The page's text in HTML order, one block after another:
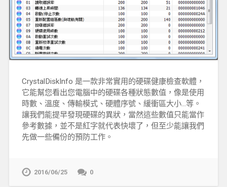
CrystalDiskInfo 是一款非常實用的硬碟健康檢查軟體，
它能幫您看出您電腦中的硬碟各種狀態數值，像是使用
時數、溫度、傳輸模式、硬體序號、緩衝區大小…等。
讓我們能提早發現硬碟的異狀，當然這些數值只能當作
參考數據，並不是紅字就代表快壞了，但至少能讓我們
先做一些備份的預防工作。
2016/06/25 0